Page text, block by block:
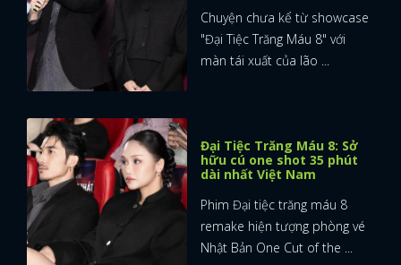
Chuyện chưa kể từ showcase
"Đại Tiệc Trăng Máu 8" với
màn tái xuất của lão ...
Đại Tiệc Trăng Máu 8: Sở
hữu cú one shot 35 phút
dài nhất Việt Nam
Phim Đại tiệc trăng máu 8
remake hiện tượng phòng vé
Nhật Bản One Cut of the ...